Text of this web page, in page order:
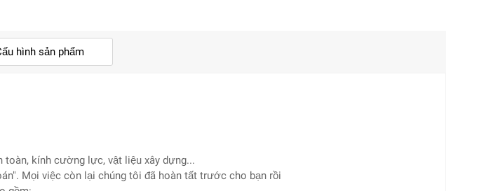
hình sản phẩm
toàn, kính cường lực, vật liệu xây dựng...
Mọi việc còn lại chúng tôi đã hoàn tất trước cho bạn rồi